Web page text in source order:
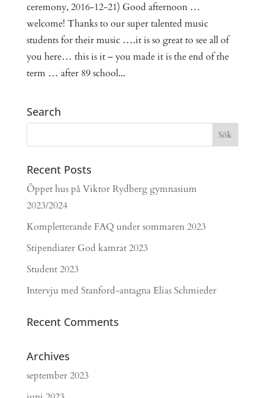
ceremony, 2016-12-21) Good afternoon …
welcome! Thanks to our super talented music
students for their music ….it is so great to see all of
you here… this is it – you made it is the end of the
term … after 89 school...
Search
Recent Posts
Öppet hus på Viktor Rydberg gymnasium
2023/2024
Kompletterande FAQ under sommaren 2023
Stipendiater God kamrat 2023
Student 2023
Intervju med Stanford-antagna Elias Schmieder
Recent Comments
Archives
september 2023